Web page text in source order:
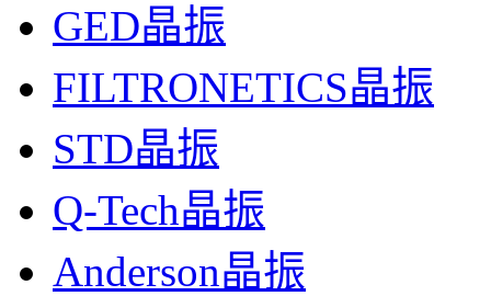
GED晶振
FILTRONETICS晶振
STD晶振
Q-Tech晶振
Anderson晶振